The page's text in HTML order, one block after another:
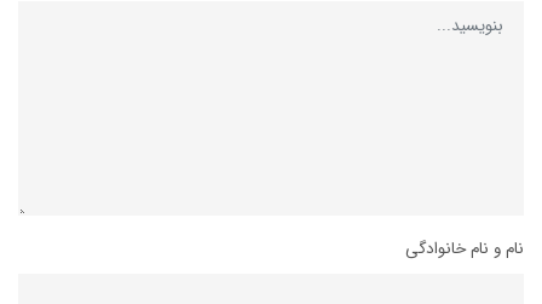
نام و نام خانوادگی